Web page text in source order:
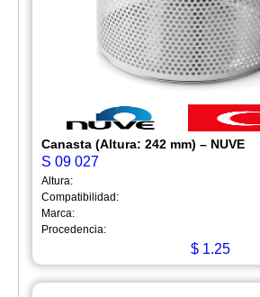
Canasta (Altura: 242 mm) – NUVE
S 09 027
Altura:
Compatibilidad:
Marca:
Procedencia:
$ 1.25